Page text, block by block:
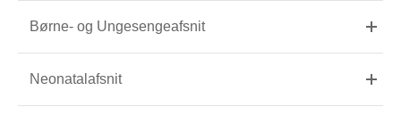
Børne- og Ungesengeafsnit
Neonatalafsnit